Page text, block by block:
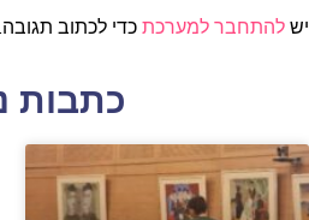
ישלהתחבר למערכתכדי לכתוב תגובה.
כתבות